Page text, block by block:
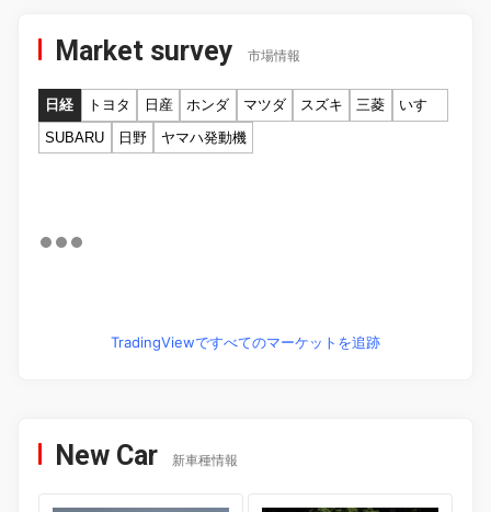
Market survey 市場情報
日経 トヨタ 日産 ホンダ マツダ スズキ 三菱
いすゞ
SUBARU
日野 ヤマハ発動機
TradingViewですべてのマーケットを追跡
New Car 新車種情報